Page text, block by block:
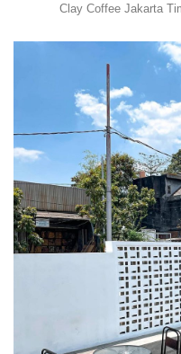
Clay Coffee Jakarta